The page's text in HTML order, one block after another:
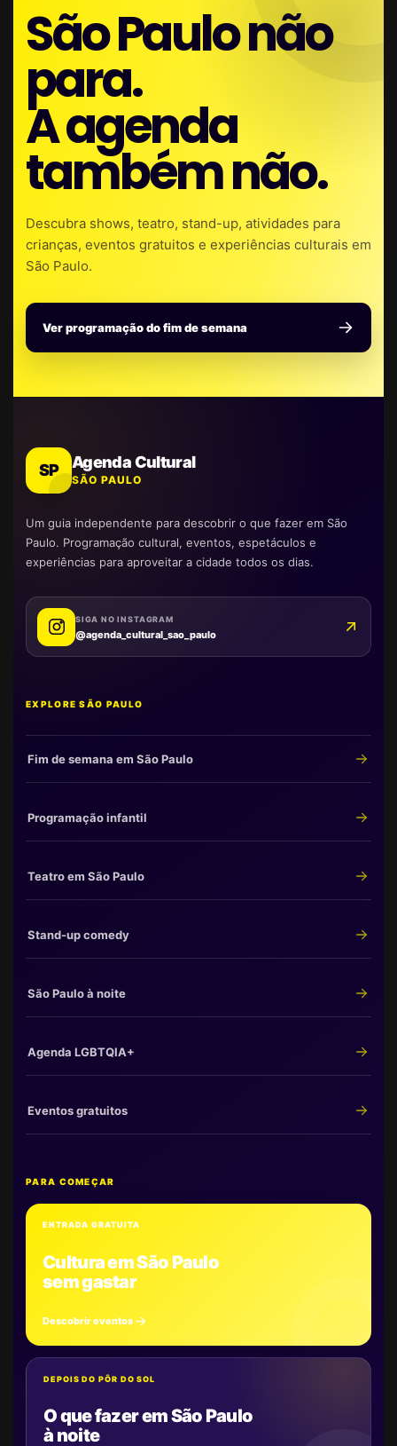
São Paulo não
para.
A agenda
também não.
Descubra shows, teatro, stand-up, atividades para
crianças, eventos gratuitos e experiências culturais em
São Paulo.
Ver programação do fim de semana
SP Agenda Cultural
SÃO PAULO
Um guia independente para descobrir o que fazer em São
Paulo. Programação cultural, eventos, espetáculos e
experiências para aproveitar a cidade todos os dias.
SIGA NO INSTAGRAM
@agenda_cultural_sao_paulo
EXPLORE SÃO PAULO
Fim de semana em São Paulo
Programação infantil
Teatro em São Paulo
Stand-up comedy
São Paulo à noite
Agenda LGBTQIA+
Eventos gratuitos
PARA COMEÇAR
ENTRADA GRATUITA
Cultura em São Paulo
sem gastar
Descobrir eventos
DEPOIS DO PÔR DO SOL
O que fazer em São Paulo
à noite